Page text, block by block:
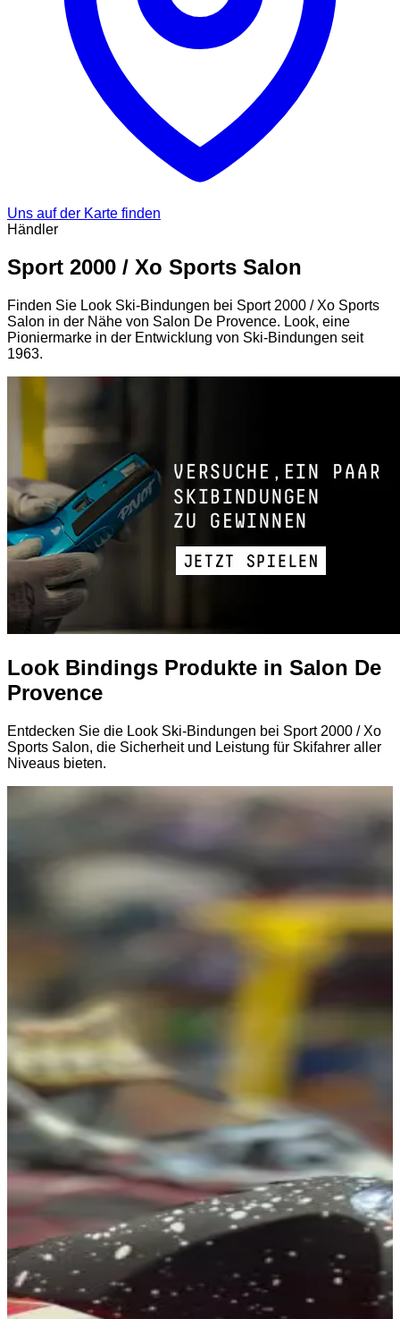
Uns auf der Karte finden
Händler
Sport 2000 / Xo Sports Salon
Finden Sie Look Ski-Bindungen bei Sport 2000 / Xo Sports
Salon in der Nähe von Salon De Provence. Look, eine
Pioniermarke in der Entwicklung von Ski-Bindungen seit
1963.
Look Bindings Produkte in Salon De
Provence
Entdecken Sie die Look Ski-Bindungen bei Sport 2000 / Xo
Sports Salon, die Sicherheit und Leistung für Skifahrer aller
Niveaus bieten.